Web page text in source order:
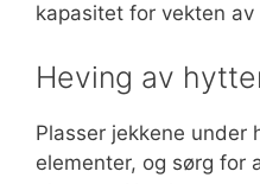
kapasitet for vekten av
Heving av
Plasser jekkene
elementer, og sørg for